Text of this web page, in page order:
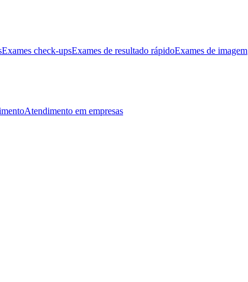
Exames check-upsExames de resultado rápidoExames de imagem
Atendimento em empresas